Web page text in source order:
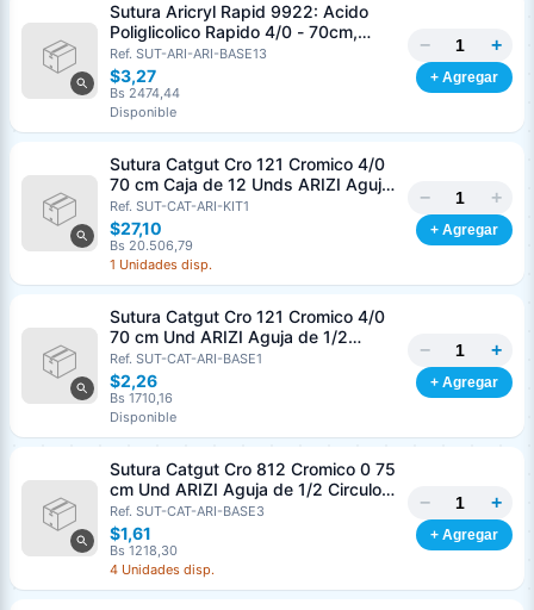
Sutura Aricryl Rapid 9922: Acido
Poliglicolico Rapido 4/0 - 70cm,
aguja de 3/8 Corte Inverso 19mm
Und ARIZI Absorbible
Ref. SUT-ARI-ARI-BASE13
$3,27
Bs 2474,44
Disponible
− +
+ Agregar
Sutura Catgut Cro 121 Cromico 4/0
70 cm Caja de 12 Unds ARIZI Aguja
de 1/2 Circulo Punta Conica 26 mm
Ref. SUT-CAT-ARI-KIT1
$27,10
Bs 20.506,79
1 Unidades disp.
− +
+ Agregar
Sutura Catgut Cro 121 Cromico 4/0
70 cm Und ARIZI Aguja de 1/2
Circulo Punta Conica 26 mm
Ref. SUT-CAT-ARI-BASE1
$2,26
Bs 1710,16
Disponible
− +
+ Agregar
Sutura Catgut Cro 812 Cromico 0 75
cm Und ARIZI Aguja de 1/2 Circulo
Punta Conica 37 mm
Ref. SUT-CAT-ARI-BASE3
$1,61
Bs 1218,30
4 Unidades disp.
− +
+ Agregar